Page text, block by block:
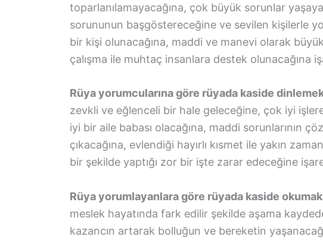
toparlanılamayacağına, çok büyük sorunlar
sorununun başgöstereceğine ve sevilen kişilerle
bir kişi olunacağına, maddi ve manevi olarak
çalışma ile muhtaç insanlara destek olunacağına
Rüya yorumcularına göre rüyada kaside
zevkli ve eğlenceli bir hale geleceğine, çok iyi
iyi bir aile babası olacağına, maddi sorunlarının
çıkacağına, evlendiği hayırlı kısmet ile yakın
bir şekilde yaptığı zor bir işte zarar edeceğine
Rüya yorumlayanlara göre rüyada kaside okumak
meslek hayatında fark edilir şekilde aşama
kazancın artarak bolluğun ve bereketin